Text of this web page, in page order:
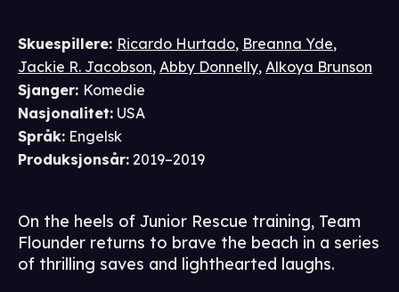
Skuespillere: Ricardo Hurtado, Breanna Yde,
Jackie R. Jacobson, Abby Donnelly, Alkoya Brunson
Sjanger: Komedie
Nasjonalitet: USA
Språk: Engelsk
Produksjonsår: 2019–2019
On the heels of Junior Rescue training, Team
Flounder returns to brave the beach in a series
of thrilling saves and lighthearted laughs.